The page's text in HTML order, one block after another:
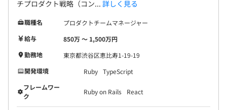
チプロダクト戦略（コン... 詳しく見る
職種名
プロダクトチームマネージャー
給与
850万 〜 1,500万円
勤務地
東京都渋谷区恵比寿1-19-19
開発環境
Ruby TypeScript
フレームワー
ク
Ruby on Rails React